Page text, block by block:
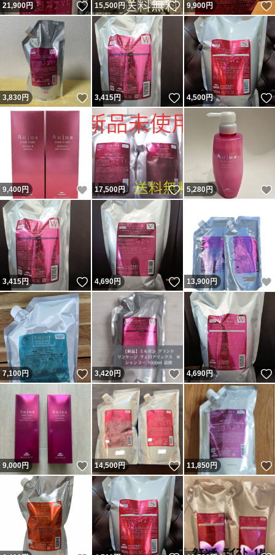
21,900円 いいね！
15,500円 いいね！
9,900円
3,830円 いいね！
3,415円 いいね！
4,500円
9,400円 いいね！
17,500円 いいね！
5,280円
3,415円 いいね！
4,690円 いいね！
13,900円
7,100円 いいね！
3,420円 いいね！
4,690円
9,000円 いいね！
14,500円 いいね！
11,850円